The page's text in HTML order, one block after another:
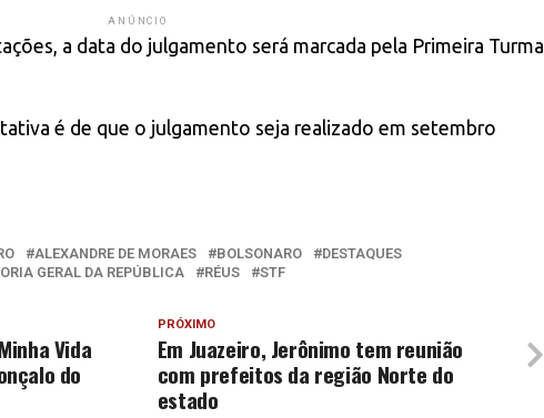
ANÚNCIO
a data do julgamento será marcada pela Primeira Turma
é de que o julgamento seja realizado em setembro
ALEXANDRE DE MORAES BOLSONARO
DESTAQUES
GERAL DA REPÚBLICA RÉUS STF
PRÓXIMO
Em Juazeiro, Jerônimo tem reunião
com prefeitos da região Norte do
estado
Vida
do